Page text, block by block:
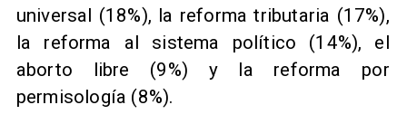
universal (18%), la reforma tributaria (17%),
la reforma al sistema político (14%), el
aborto libre (9%) y la reforma por
permisología (8%).